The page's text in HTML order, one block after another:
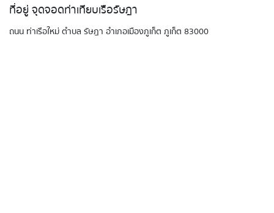
ที่อยู่ จุดจอดท่าเทียบเรือรัษฎา
ถนน ท่าเรือใหม่ ตำบล รัษฎา อำเภอเมืองภูเก็ต ภูเก็ต 83000